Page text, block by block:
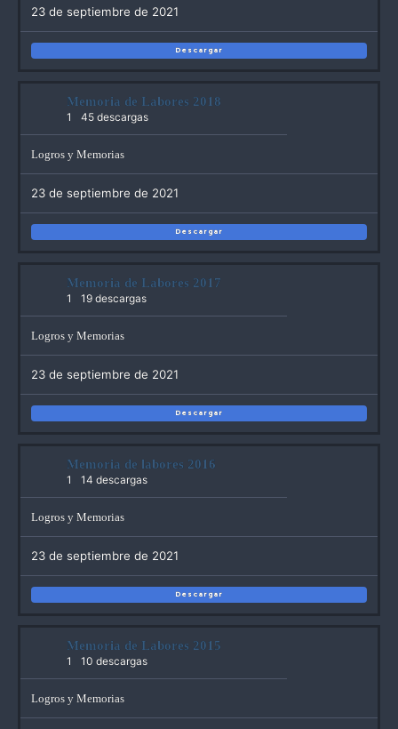
23 de septiembre de 2021
Descargar
Memoria de Labores 2018
1 45 descargas
Logros y Memorias
23 de septiembre de 2021
Descargar
Memoria de Labores 2017
1 19 descargas
Logros y Memorias
23 de septiembre de 2021
Descargar
Memoria de labores 2016
1 14 descargas
Logros y Memorias
23 de septiembre de 2021
Descargar
Memoria de Labores 2015
1 10 descargas
Logros y Memorias